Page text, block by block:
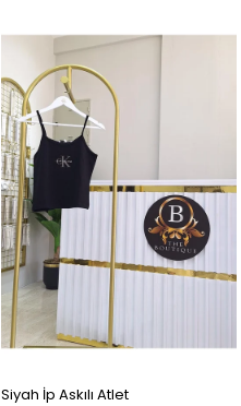
Siyah İp Askılı Atlet